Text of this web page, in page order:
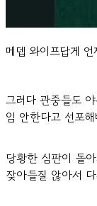
메뎁 와이프답게
그러다 관중들도
임 안한다고 선포해
당황한 심판이 돌
잦아들질 않아서